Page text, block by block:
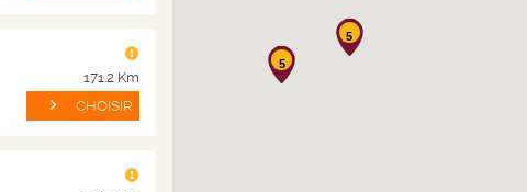
171.2 Km
CHOISIR
5
5